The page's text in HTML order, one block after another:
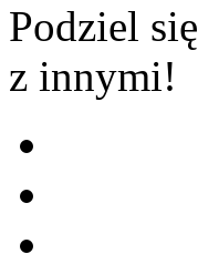
Podziel się
z innymi!